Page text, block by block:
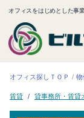
オフィスをはじめとした事
オフィス探しＴＯＰ 物
賃貸 貸事務所・賃貸